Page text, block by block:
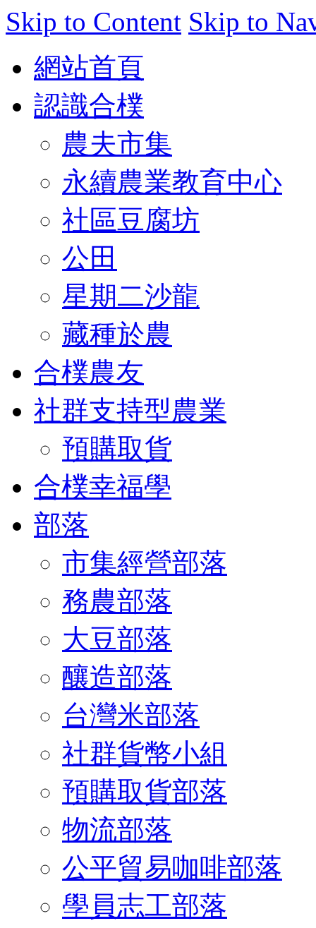
Skip to Content Skip to
網站首頁
認識合樸
農夫市集
永續農業教育中心
社區豆腐坊
公田
星期二沙龍
藏種於農
合樸農友
社群支持型農業
預購取貨
合樸幸福學
部落
市集經營部落
務農部落
大豆部落
釀造部落
台灣米部落
社群貨幣小組
預購取貨部落
物流部落
公平貿易咖啡部落
學員志工部落